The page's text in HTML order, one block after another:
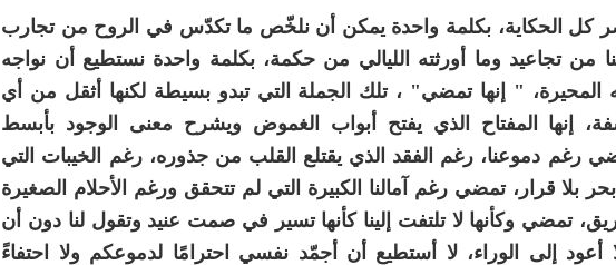
كل الحكاية، بكلمة واحدة يمكن أن نلخّص ما تكدّس في الروح من تجارب
من تجاعيد وما أورثته الليالي من حكمة، بكلمة واحدة نستطيع أن نواجه
المحيرة، " إنها تمضي" ، تلك الجملة التي تبدو بسيطة لكنها أثقل من أي
إنها المفتاح الذي يفتح أبواب الغموض ويشرح معنى الوجود بأبسط
رغم دموعنا، رغم الفقد الذي يقتلع القلب من جذوره، رغم الخيبات التي
قرار، تمضي رغم آمالنا الكبيرة التي لم تتحقق ورغم الأحلام الصغيرة
تمضي وكأنها لا تلتفت إلينا كأنها تسير في صمت عنيد وتقول لنا دون أن
أعود إلى الوراء، لا أستطيع أن أجمّد نفسي احترامًا لدموعكم ولا احتفاءً